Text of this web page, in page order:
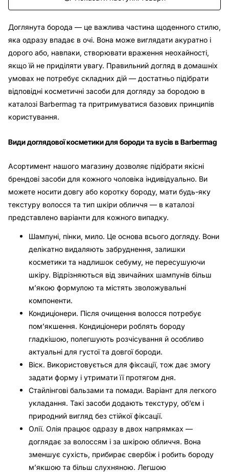
Доглянута борода — це важлива частина щоденного стилю,
яка одразу впадає в очі. Вона може виглядати акуратно і
дорого або, навпаки, створювати враження неохайності,
якщо їй не приділяти увагу. Правильний догляд в домашніх
умовах не потребує складних дій — достатньо підібрати
відповідні косметичні засоби для догляду за бородою в
каталозі Barbermag та притримуватися базових принципів
користування.
Види доглядової косметики для бороди та вусів в Barbermag
Асортимент нашого магазину дозволяє підібрати якісні
брендові засоби для кожного чоловіка індивідуально. Ви
можете носити довгу або коротку бороду, мати будь-яку
текстуру волосся та тип шкіри обличчя — в каталозі
представлено варіанти для кожного випадку.
Шампуні, пінки, мило. Це основа всього догляду. Вони
делікатно видаляють забруднення, залишки
косметики та надлишок себуму, не пересушуючи
шкіру. Відрізняються від звичайних шампунів більш
м’якою формулою та містять зволожувальні
компоненти.
Кондиціонери. Після очищення волосся потребує
пом’якшення. Кондиціонери роблять бороду
гладкішою, полегшують розчісування й особливо
актуальні для густої та довгої бороди.
Віск. Використовується для фіксації, тож дає змогу
задати форму і утримати її протягом дня.
Стайлінгові бальзами та помади. Варіант для легкого
укладання. Такі засоби додають текстуру, об’єм і
природний вигляд без стійкої фіксації.
Олії. Олія працює одразу в двох напрямках —
доглядає за волоссям і за шкірою обличчя. Вона
зменшує сухість, прибирає свербіж і робить бороду
м’якшою та більш слухняною. Легшою